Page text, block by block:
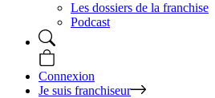
Les dossiers de la franchise
Podcast
Connexion
Je suis franchiseur